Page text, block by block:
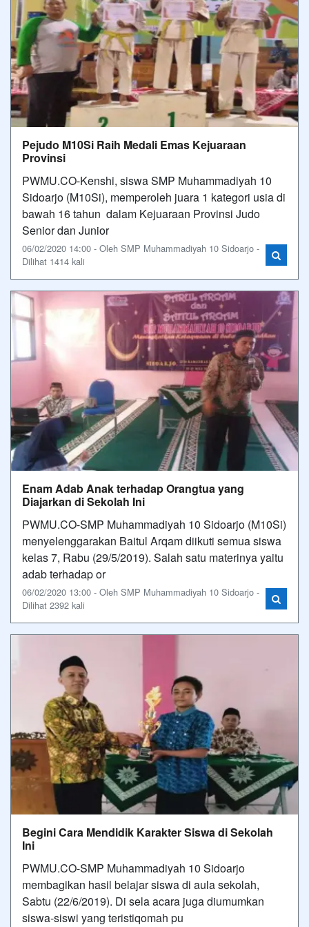
Pejudo M10Si Raih Medali Emas Kejuaraan
Provinsi
PWMU.CO-Kenshi, siswa SMP Muhammadiyah 10
Sidoarjo (M10Si), memperoleh juara 1 kategori usia di
bawah 16 tahun dalam Kejuaraan Provinsi Judo
Senior dan Junior
06/02/2020 14:00 - Oleh SMP Muhammadiyah 10 Sidoarjo -
Dilihat 1414 kali
Enam Adab Anak terhadap Orangtua yang
Diajarkan di Sekolah Ini
PWMU.CO-SMP Muhammadiyah 10 Sidoarjo (M10Si)
menyelenggarakan Baitul Arqam diikuti semua siswa
kelas 7, Rabu (29/5/2019). Salah satu materinya yaitu
adab terhadap or
06/02/2020 13:00 - Oleh SMP Muhammadiyah 10 Sidoarjo -
Dilihat 2392 kali
Begini Cara Mendidik Karakter Siswa di Sekolah
Ini
PWMU.CO-SMP Muhammadiyah 10 Sidoarjo
membagikan hasil belajar siswa di aula sekolah,
Sabtu (22/6/2019). Di sela acara juga diumumkan
siswa-siswi yang teristiqomah pu